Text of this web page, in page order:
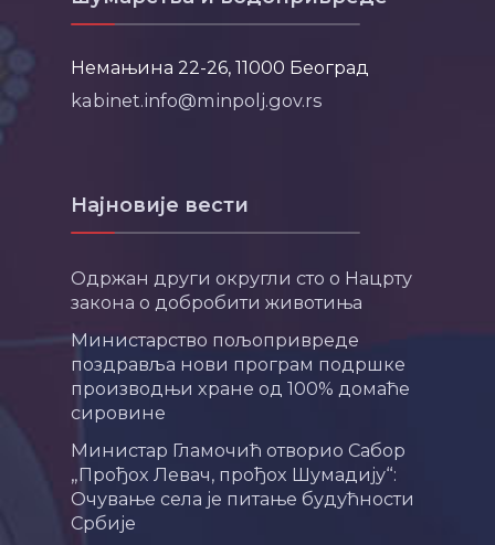
Немањина 22-26, 11000 Београд
kabinet.info@minpolj.gov.rs
Најновије вести
Одржан други округли сто о Нацрту
закона о добробити животиња
Министарство пољопривреде
поздравља нови програм подршке
производњи хране од 100% домаће
сировине
Министар Гламочић отворио Сабор
„Прођох Левач, прођох Шумадију“:
Очување села је питање будућности
Србије